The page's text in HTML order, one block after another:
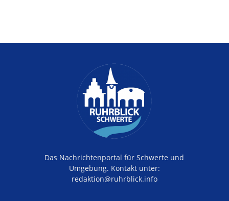
Das Nachrichtenportal für Schwerte und
Umgebung. Kontakt unter:
redaktion@ruhrblick.info